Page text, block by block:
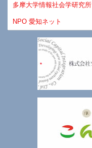
多摩大学情報社会学研究所
NPO 愛知ネット